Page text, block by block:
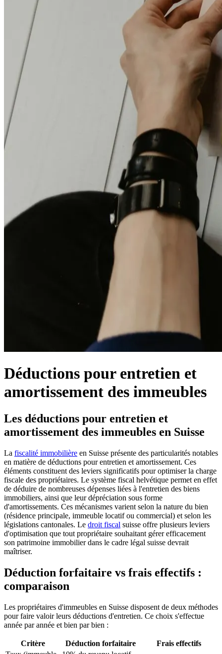
Déductions pour entretien et
amortissement des immeubles
Les déductions pour entretien et
amortissement des immeubles en Suisse
La fiscalité immobilière en Suisse présente des particularités notables
en matière de déductions pour entretien et amortissement. Ces
éléments constituent des leviers significatifs pour optimiser la charge
fiscale des propriétaires. Le système fiscal helvétique permet en effet
de déduire de nombreuses dépenses liées à l'entretien des biens
immobiliers, ainsi que leur dépréciation sous forme
d'amortissements. Ces mécanismes varient selon la nature du bien
(résidence principale, immeuble locatif ou commercial) et selon les
législations cantonales. Le droit fiscal suisse offre plusieurs leviers
d'optimisation que tout propriétaire souhaitant gérer efficacement
son patrimoine immobilier dans le cadre légal suisse devrait
maîtriser.
Déduction forfaitaire vs frais effectifs :
comparaison
Les propriétaires d'immeubles en Suisse disposent de deux méthodes
pour faire valoir leurs déductions d'entretien. Ce choix s'effectue
année par année et bien par bien :
Critère Déduction forfaitaire
Frais effectifs